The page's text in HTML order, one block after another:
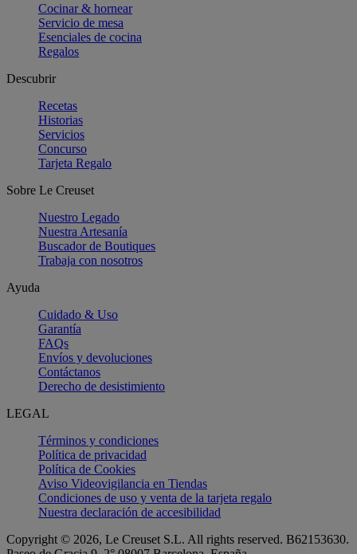
Cocinar & hornear
Servicio de mesa
Esenciales de cocina
Regalos
Descubrir
Recetas
Historias
Servicios
Concurso
Tarjeta Regalo
Sobre Le Creuset
Nuestro Legado
Nuestra Artesanía
Buscador de Boutiques
Trabaja con nosotros
Ayuda
Cuidado & Uso
Garantía
FAQs
Envíos y devoluciones
Contáctanos
Derecho de desistimiento
LEGAL
Términos y condiciones
Política de privacidad
Política de Cookies
Aviso Videovigilancia en Tiendas
Condiciones de uso y venta de la tarjeta regalo
Nuestra declaración de accesibilidad
Copyright © 2026, Le Creuset S.L. All rights reserved. B62153630.